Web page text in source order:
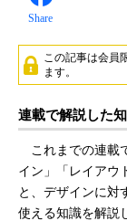
Share
この記事は会員
ます。
連載で解説した
これまでの連載
イン」「レイアウ
と、デザインに対
使える知識を解説